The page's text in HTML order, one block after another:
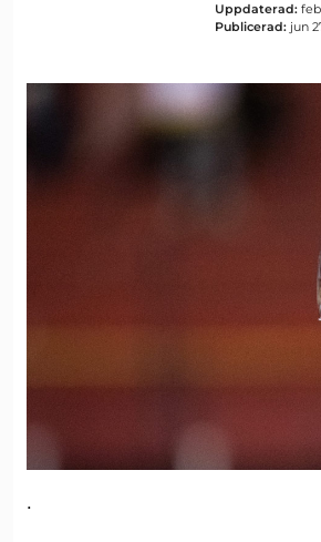
Uppdaterad: feb
Publicerad: jun
.